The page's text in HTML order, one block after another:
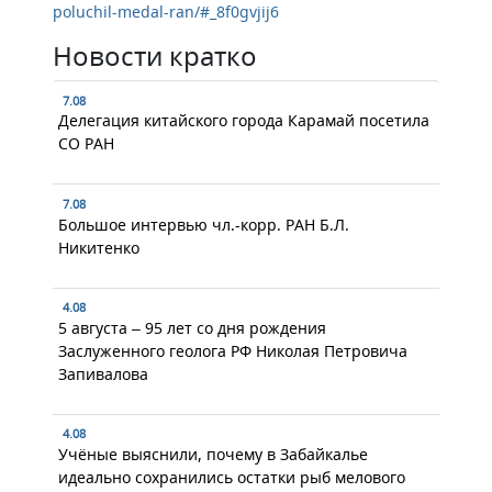
poluchil-medal-ran/#_8f0gvjij6
Новости кратко
7.08
Делегация китайского города Карамай посетила
СО РАН
7.08
Большое интервью чл.-корр. РАН Б.Л.
Никитенко
4.08
5 августа – 95 лет со дня рождения
Заслуженного геолога РФ Николая Петровича
Запивалова
4.08
Учёные выяснили, почему в Забайкалье
идеально сохранились остатки рыб мелового